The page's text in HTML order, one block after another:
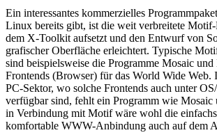
Ein interessantes kommerzielles
Linux bereits gibt, ist die weit verbreitete
dem X-Toolkit aufsetzt und den Entwurf von
grafischer Oberfläche erleichtert. Typische
sind beispielsweise die Programme Mosaic und
Frontends (Browser) für das World Wide Web.
PC-Sektor, wo solche Frontends auch unter
verfügbar sind, fehlt ein Programm wie
in Verbindung mit Motif wäre wohl die
komfortable WWW-Anbindung auch auf dem